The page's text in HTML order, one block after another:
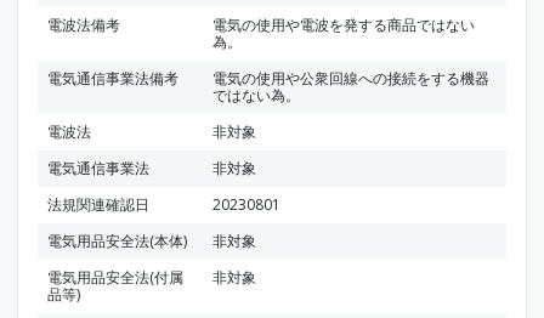
電波法備考
電気の使用や電波を発する商品ではない
為。
電気通信事業法備考
電気の使用や公衆回線への接続をする機器
ではない為。
電波法
非対象
電気通信事業法
非対象
法規関連確認日
20230801
電気用品安全法(本体)
非対象
電気用品安全法(付属
品等)
非対象